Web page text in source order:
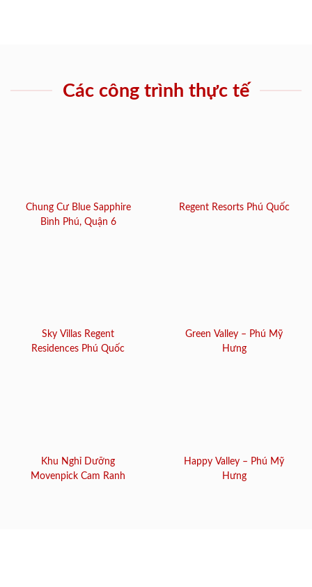
Các công trình thực tế
Chung Cư Blue Sapphire
Bình Phú, Quận 6
Regent Resorts Phú Quốc
Sky Villas Regent
Residences Phú Quốc
Green Valley – Phú Mỹ
Hưng
Khu Nghỉ Dưỡng
Movenpick Cam Ranh
Happy Valley – Phú Mỹ
Hưng